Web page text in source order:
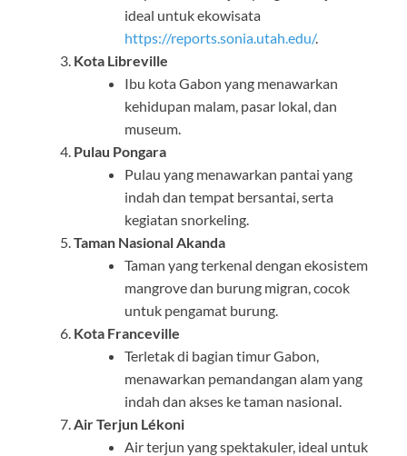
ideal untuk ekowisata
https://reports.sonia.utah.edu/.
Kota Libreville
Ibu kota Gabon yang menawarkan
kehidupan malam, pasar lokal, dan
museum.
Pulau Pongara
Pulau yang menawarkan pantai yang
indah dan tempat bersantai, serta
kegiatan snorkeling.
Taman Nasional Akanda
Taman yang terkenal dengan ekosistem
mangrove dan burung migran, cocok
untuk pengamat burung.
Kota Franceville
Terletak di bagian timur Gabon,
menawarkan pemandangan alam yang
indah dan akses ke taman nasional.
Air Terjun Lékoni
Air terjun yang spektakuler, ideal untuk